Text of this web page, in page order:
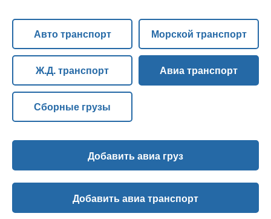
Услуги
Контакты
Биржа
Язык:
Авто транспорт Морской транспорт
Ж.Д. транспорт Авиа транспорт
Сборные грузы
Добавить авиа груз
Добавить авиа транспорт